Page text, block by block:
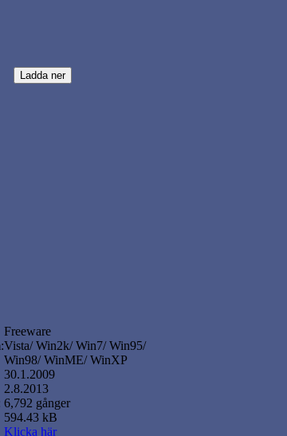
Freeware
Vista/ Win2k/ Win7/ Win95/
Win98/ WinME/ WinXP
30.1.2009
2.8.2013
6,792 gånger
594.43 kB
Klicka här